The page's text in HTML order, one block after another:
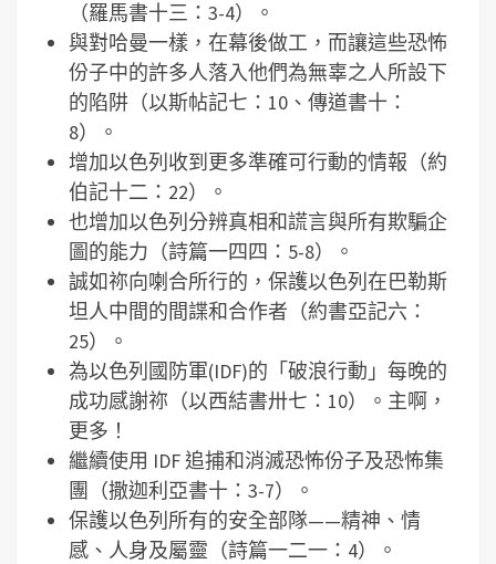
（羅馬書十三：3-4）。
與對哈曼一樣，在幕後做工，而讓這些恐怖
份子中的許多人落入他們為無辜之人所設下
的陷阱（以斯帖記七：10、傳道書十：
8）。
增加以色列收到更多準確可行動的情報（約
伯記十二：22）。
也增加以色列分辨真相和謊言與所有欺騙企
圖的能力（詩篇一四四：5-8）。
誠如祢向喇合所行的，保護以色列在巴勒斯
坦人中間的間諜和合作者（約書亞記六：
25）。
為以色列國防軍(IDF)的「破浪行動」每晚的
成功感謝祢（以西結書卅七：10）。主啊，
更多！
繼續使用 IDF 追捕和消滅恐怖份子及恐怖集
團（撒迦利亞書十：3-7）。
保護以色列所有的安全部隊——精神、情
感、人身及屬靈（詩篇一二一：4）。